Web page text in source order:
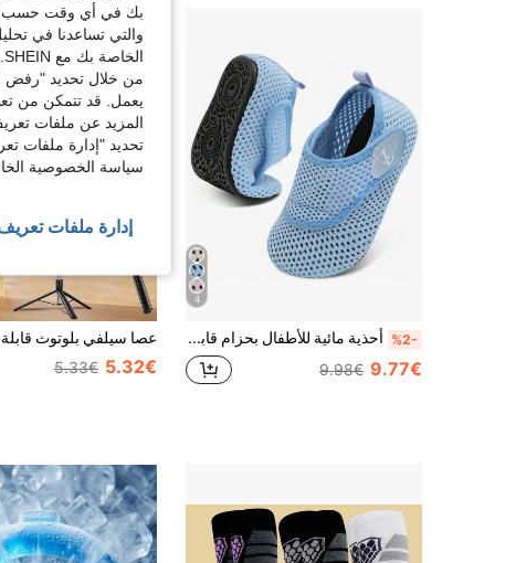
4
%2- أحذية مائية للأطفال بحزام قابل للتعديل - خفيفة الوزن ومريحة وقابلة للتنفس، مثالية للربيع والصيف، مناسبة للاستخدام اليومي والشاطئ والسباحة، سريعة الجفاف
9.77€
9.98€
5.32€
5.33€
بك في أي وقت حسب
والتي تساعدنا في
الخاصة بك مع SHEIN.
من خلال تحديد "رفض
يعمل. قد تتمكن من
المزيد عن ملفات
تحديد "إدارة ملفات
سياسة الخصوصية
إدارة ملفات تعريف